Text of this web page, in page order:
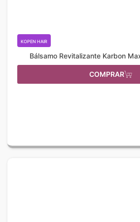
KOPEN HAIR
Bálsamo Revitalizante Karbon
COMPRAR